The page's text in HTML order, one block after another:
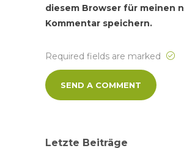
diesem Browser für meinen
Kommentar speichern.
Required fields are marked
Letzte Beiträge